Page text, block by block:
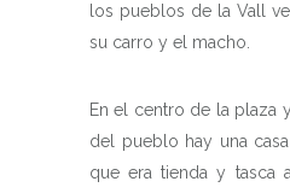
los pueblos de la Vall
su carro y el macho.
En el centro de la plaza
del pueblo hay una
que era tienda y tasca